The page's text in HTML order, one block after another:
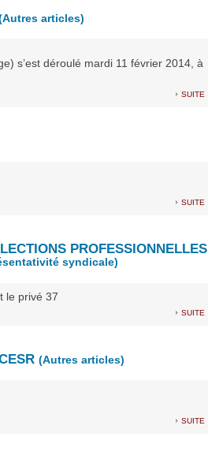
articles)
s’est déroulé mardi 11 février 2014, à
suite
suite
PROFESSIONNELLES
syndicale)
le privé 37
suite
(Autres articles)
suite